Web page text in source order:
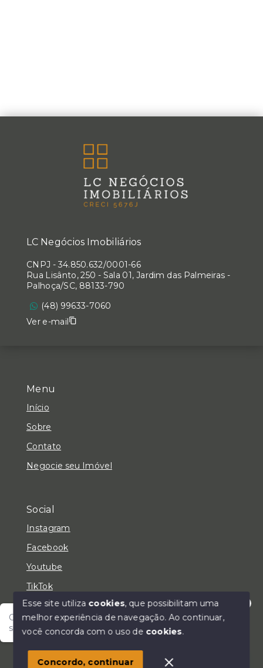
Olá! Fale com um de nossos corretores e encontre
seu lar!
Menu
Início
Sobre
Contato
Negocie seu Imóvel
Social
Instagram
Facebook
Youtube
TikTok
© Copyright 2026 - LC Negócios Imobiliários - Todos
SITE PARA IMOBILIARIA
LC Negócios Imobiliários
CNPJ - 34.850.632/0001-66
Rua Lisânto, 250 - Sala 01, Jardim das Palmeiras -
Palhoça/SC, 88133-790
(48) 99633-7060
Ver e-mail
Esse site utiliza cookies, que possibilitam uma
melhor experiência de navegação.Ao continuar,
você concorda com o uso de cookies.
Concordo, continuar